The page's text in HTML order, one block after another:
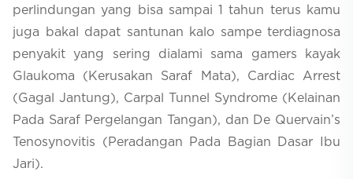
perlindungan yang bisa sampai 1 tahun terus kamu
juga bakal dapat santunan kalo sampe terdiagnosa
penyakit yang sering dialami sama gamers kayak
Glaukoma (Kerusakan Saraf Mata), Cardiac Arrest
(Gagal Jantung), Carpal Tunnel Syndrome (Kelainan
Pada Saraf Pergelangan Tangan), dan De Quervain’s
Tenosynovitis (Peradangan Pada Bagian Dasar Ibu
Jari).